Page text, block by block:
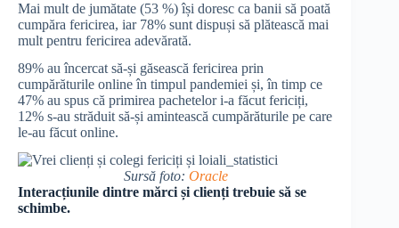
Mai mult de jumătate (53 %) își doresc ca banii să poată
cumpăra fericirea, iar 78% sunt dispuși să plătească mai
mult pentru fericirea adevărată.
89% au încercat să-și găsească fericirea prin
cumpărăturile online în timpul pandemiei și, în timp ce
47% au spus că primirea pachetelor i-a făcut fericiți,
12% s-au străduit să-și amintească cumpărăturile pe care
le-au făcut online.
Sursă foto: Oracle
Interacțiunile dintre mărci și clienți trebuie să se
schimbe.